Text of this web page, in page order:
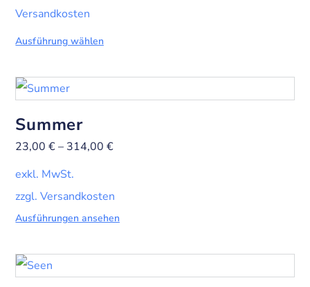
Versandkosten
Ausführung wählen
Summer
23,00€– 314,00€
exkl. MwSt.
zzgl. Versandkosten
Ausführungen ansehen